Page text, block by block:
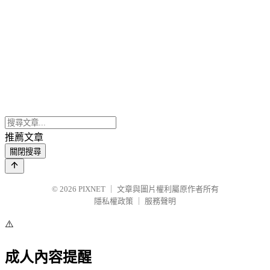
推薦文章
關閉搜尋
© 2026 PIXNET
文章與圖片權利屬原作者所有
隱私權政策
服務聲明
⚠️
成人內容提醒